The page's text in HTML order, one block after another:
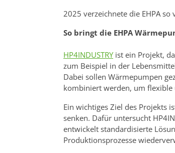
2025 verzeichnete die EHPA
So bringt die EHPA
HP4INDUSTRYist ein Projekt,
zum Beispiel in der
Dabei sollen Wärmepumpen
kombiniert werden, um flexible
Ein wichtiges Ziel des Projekts
senken. Dafür untersucht
entwickelt standardisierte
Produktionsprozesse